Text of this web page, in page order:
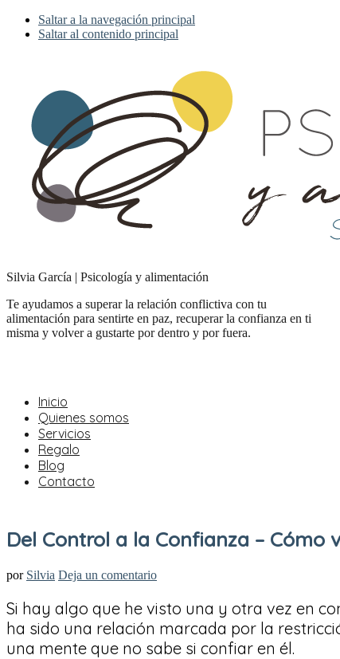
Saltar a la navegación principal
Saltar al contenido principal
Silvia García | Psicología y alimentación
Te ayudamos a superar la relación conflictiva con tu
alimentación para sentirte en paz, recuperar la confianza en ti
misma y volver a gustarte por dentro y por fuera.
Inicio
Quienes somos
Servicios
Regalo
Blog
Contacto
Del Control a la Confianza – Cómo
por Silvia Deja un comentario
Si hay algo que he visto una y otra vez en
ha sido una relación marcada por la
una mente que no sabe si confiar en él.